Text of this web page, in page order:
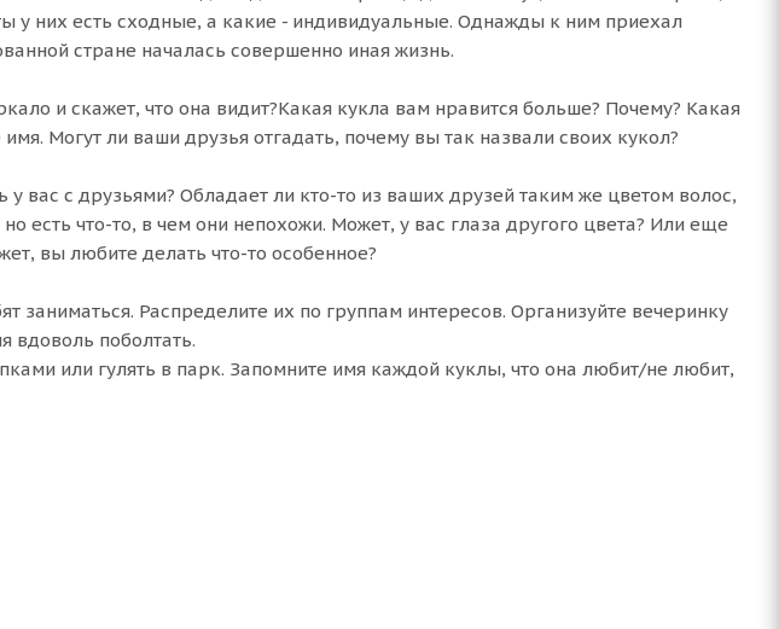
у них есть сходные, а какие - индивидуальные. Однажды к ним приехал
стране началась совершенно иная жизнь.
и скажет, что она видит?Какая кукла вам нравится больше? Почему? Какая
Могут ли ваши друзья отгадать, почему вы так назвали своих кукол?
вас с друзьями? Обладает ли кто-то из ваших друзей таким же цветом волос,
есть что-то, в чем они непохожи. Может, у вас глаза другого цвета? Или еще
вы любите делать что-то особенное?
Распределите их по группам интересов. Организуйте вечеринку
вдоволь поболтать.
или гулять в парк. Запомните имя каждой куклы, что она любит/не любит,